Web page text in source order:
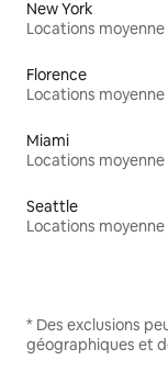
New York
Florence
Miami
Seattle
* Des exclusions
géographiques et